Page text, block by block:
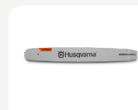
Petite